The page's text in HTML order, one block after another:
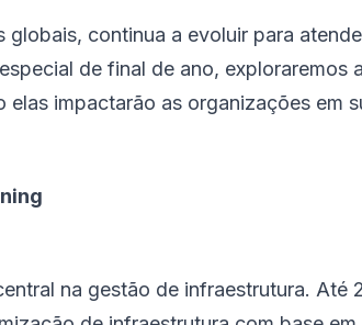
continua a evoluir para
de final de ano, exploraremos
impactarão as organizações em
na gestão de infraestrutura. Até